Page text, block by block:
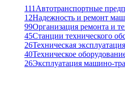
111 Автотранспортные
12Надежность и ремонт
99Организация ремонта и
45Станции технического
26Техническая
40Техническое
26Эксплуатация машино-